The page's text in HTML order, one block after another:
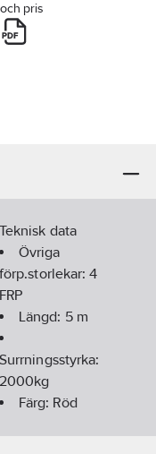
och pris
Teknisk data
Övriga
förp.storlekar:4
FRP
Längd: 5m
Surrningsstyrka:
2000kg
Färg: Röd